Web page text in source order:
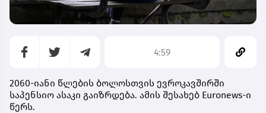
4:59
2060-იანი წლების ბოლოსთვის ევროკავშირში
საპენსიო ასაკი გაიზრდება. ამის შესახებ Euronews-ი
წერს.